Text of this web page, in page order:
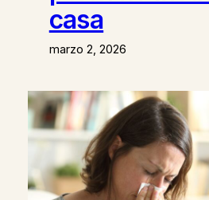
casa
marzo 2, 2026